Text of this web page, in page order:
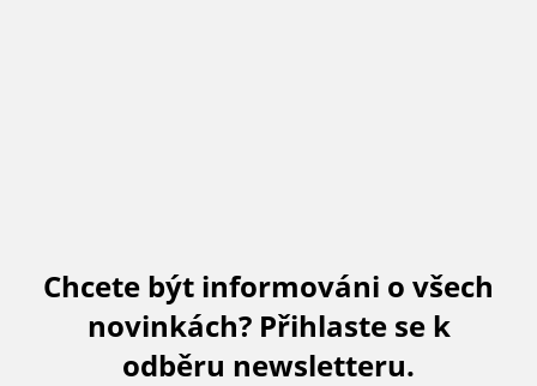
Chcete být informováni o všech
novinkách? Přihlaste se k
odběru newsletteru.